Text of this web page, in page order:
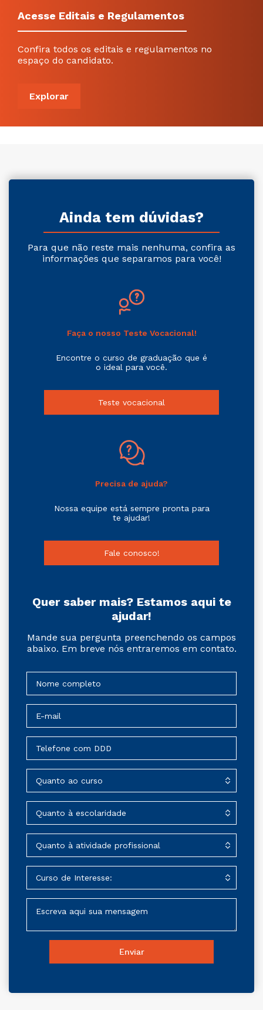
Acesse Editais e Regulamentos
Confira todos os editais e regulamentos no
espaço do candidato.
Explorar
Ainda tem dúvidas?
Para que não reste mais nenhuma, confira as
informações que separamos para você!
Faça o nosso Teste Vocacional!
Encontre o curso de graduação que é
o ideal para você.
Teste vocacional
Precisa de ajuda?
Nossa equipe está sempre pronta para
te ajudar!
Fale conosco!
Quer saber mais? Estamos aqui te
ajudar!
Mande sua pergunta preenchendo os campos
abaixo. Em breve nós entraremos em contato.